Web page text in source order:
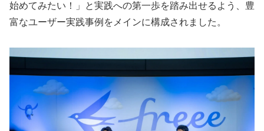
始めてみたい！」と実践への第一歩を踏み出せるよう、豊
富なユーザー実践事例をメインに構成されました。